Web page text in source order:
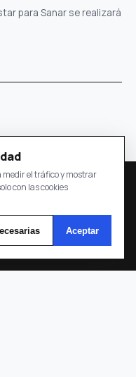
para Sanar se realizará
bajo la lupa
medir el tráfico y mostrar
con las cookies
Aceptar